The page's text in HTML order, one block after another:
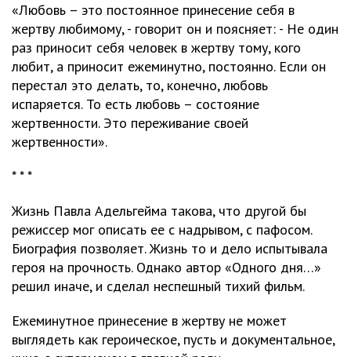
«Любовь – это постоянное принесение себя в
жертву любимому, - говорит он и поясняет: - Не один
раз приносит себя человек в жертву тому, кого
любит, а приносит ежеминутно, постоянно. Если он
перестал это делать, то, конечно, любовь
испаряется. То есть любовь – состояние
жертвенности. Это переживание своей
жертвенности».
* * *
Жизнь Павла Адельгейма такова, что другой бы
режиссер мог описать ее с надрывом, с пафосом.
Биография позволяет. Жизнь то и дело испытывала
героя на прочность. Однако автор «Одного дня…»
решил иначе, и сделал неспешный тихий фильм.
Ежеминутное принесение в жертву не может
выглядеть как героическое, пусть и документальное,